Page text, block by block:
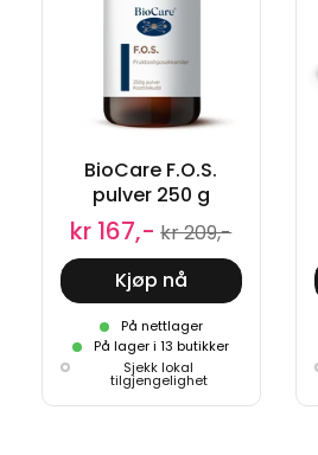
BioCare F.O.S.
pulver 250 g
kr 167,- kr 209,-
Kjøp nå
På nettlager
På lager i 13 butikker
Sjekk lokal
tilgjengelighet